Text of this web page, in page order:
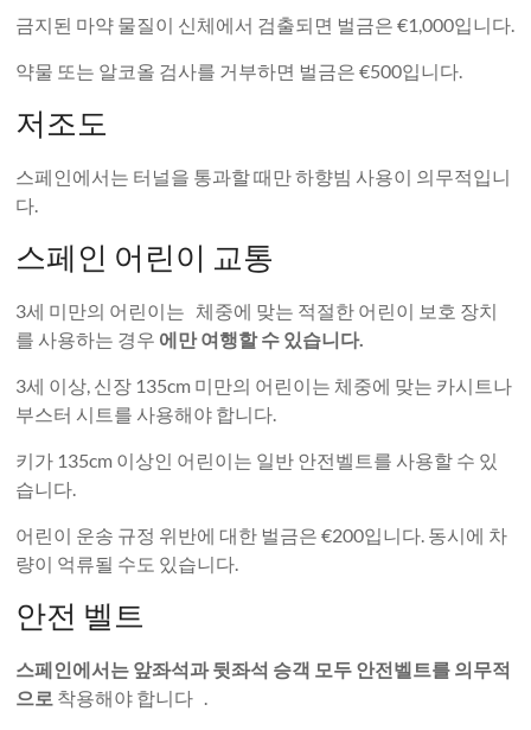
금지된 마약 물질이 신체에서 검출되면 벌금은 €1,000입니다.
약물 또는 알코올 검사를 거부하면 벌금은 €500입니다.
저조도
스페인에서는 터널을 통과할 때만 하향빔 사용이 의무적입니
다.
스페인 어린이 교통
3세 미만의 어린이는 체중에 맞는 적절한 어린이 보호 장치
를 사용하는 경우 에만 여행할 수 있습니다.
3세 이상, 신장 135cm 미만의 어린이는 체중에 맞는 카시트나
부스터 시트를 사용해야 합니다.
키가 135cm 이상인 어린이는 일반 안전벨트를 사용할 수 있
습니다.
어린이 운송 규정 위반에 대한 벌금은 €200입니다. 동시에 차
량이 억류될 수도 있습니다.
안전 벨트
스페인에서는 앞좌석과 뒷좌석 승객 모두 안전벨트를 의무적
으로 착용해야 합니다 .